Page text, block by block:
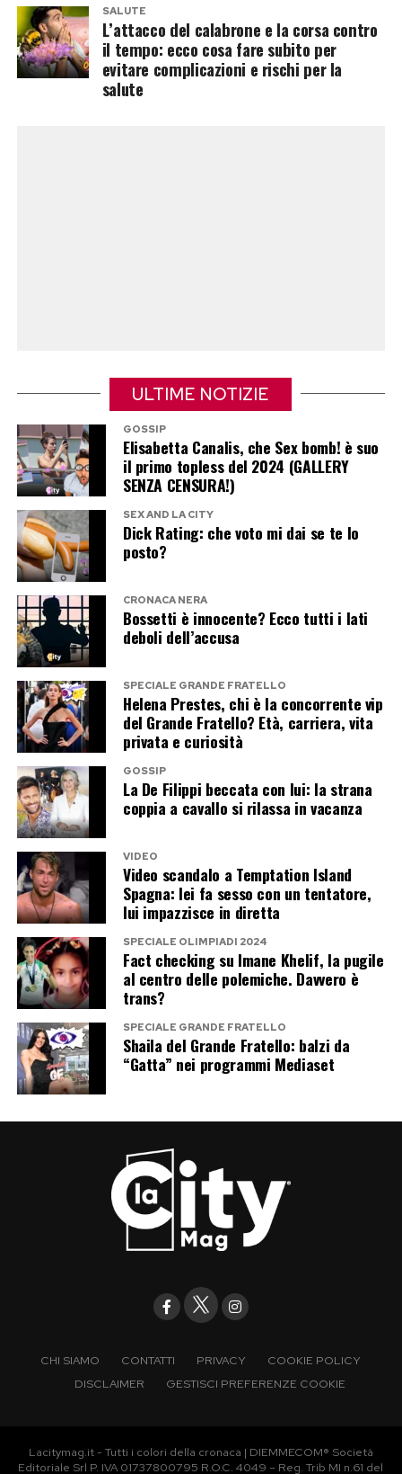
sorprendere il pubblico.
Se anche Mario Ermito dovesse entrare nel cast
definitivo, la curiosità non riguarderebbe
SALUTE
L’attacco del calabrone e la corsa contro
il tempo: ecco cosa fare subito per
evitare complicazioni e rischi per la
salute
ULTIME NOTIZIE
GOSSIP
Elisabetta Canalis, che Sex bomb! è suo
il primo topless del 2024 (GALLERY
SENZA CENSURA!)
SEX AND LA CITY
Dick Rating: che voto mi dai se te lo
posto?
CRONACA NERA
Bossetti è innocente? Ecco tutti i lati
deboli dell’accusa
SPECIALE GRANDE FRATELLO
Helena Prestes, chi è la concorrente vip
del Grande Fratello? Età, carriera, vita
privata e curiosità
GOSSIP
La De Filippi beccata con lui: la strana
coppia a cavallo si rilassa in vacanza
VIDEO
Video scandalo a Temptation Island
Spagna: lei fa sesso con un tentatore,
lui impazzisce in diretta
SPECIALE OLIMPIADI 2024
Fact checking su Imane Khelif, la pugile
al centro delle polemiche. Davvero è
trans?
SPECIALE GRANDE FRATELLO
Shaila del Grande Fratello: balzi da
“Gatta” nei programmi Mediaset
CHI SIAMO CONTATTI PRIVACY
COOKIE POLICY
DISCLAIMER
GESTISCI PREFERENZE COOKIE
Lacitymag.it - Tutti i colori della cronaca | DIEMMECOM® Società
Editoriale Srl P. IVA 01737800795 R.O.C. 4049 – Reg. Trib MI n.61 del